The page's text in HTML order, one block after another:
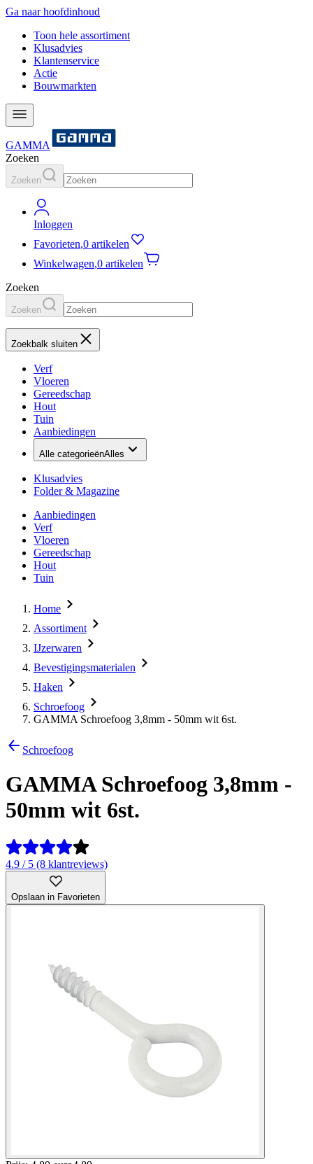
Ga naar hoofdinhoud
Toon hele assortiment
Klusadvies
Klantenservice
Actie
Bouwmarkten
GAMMA
Zoeken
Zoeken
Inloggen
Favorieten,0 artikelen
Winkelwagen,0 artikelen
Zoeken
Zoeken
Zoekbalk sluiten
Verf
Vloeren
Gereedschap
Hout
Tuin
Aanbiedingen
Alle categorieënAlles
Klusadvies
Folder & Magazine
Aanbiedingen
Verf
Vloeren
Gereedschap
Hout
Tuin
Home
Assortiment
IJzerwaren
Bevestigingsmaterialen
Haken
Schroefoog
GAMMA Schroefoog 3,8mm - 50mm wit 6st.
Schroefoog
GAMMA Schroefoog 3,8mm -
50mm wit 6st.
4.9 / 5 (8 klantreviews)
Opslaan in Favorieten